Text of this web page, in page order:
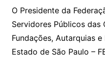
O Presidente da
Servidores Públicos das
Fundações, Autarquias
Estado de São Paulo –